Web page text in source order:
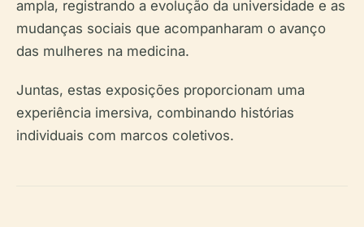
ampla, registrando a evolução da universidade e as
mudanças sociais que acompanharam o avanço
das mulheres na medicina.
Juntas, estas exposições proporcionam uma
experiência imersiva, combinando histórias
individuais com marcos coletivos.